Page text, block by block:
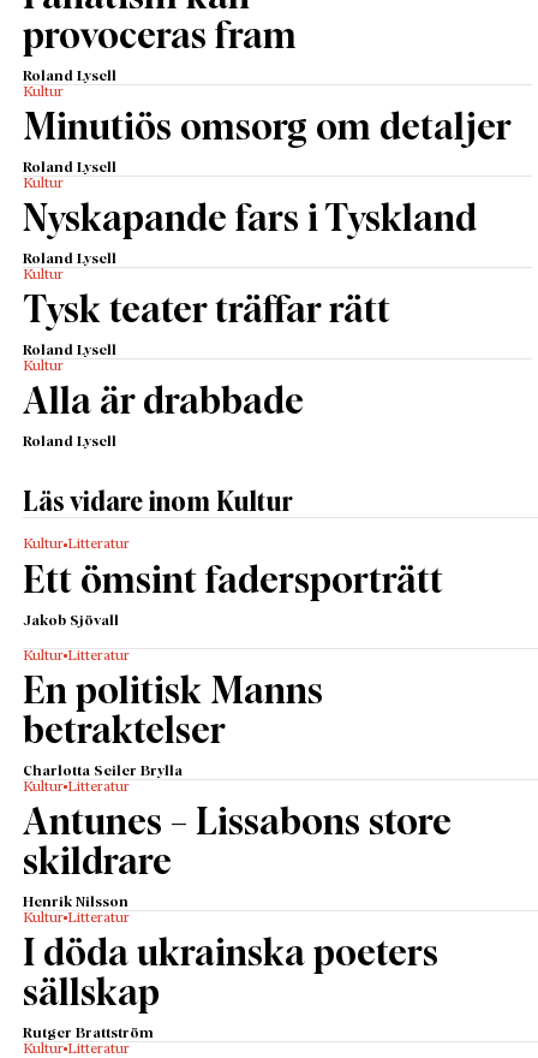
provoceras fram
Roland Lysell
Kultur
Minutiös omsorg om detaljer
Roland Lysell
Kultur
Nyskapande fars i Tyskland
Roland Lysell
Kultur
Tysk teater träffar rätt
Roland Lysell
Kultur
Alla är drabbade
Roland Lysell
Läs vidare inom Kultur
Kultur Litteratur
Ett ömsint fadersporträtt
Jakob Sjövall
Kultur Litteratur
En politisk Manns
betraktelser
Charlotta Seiler Brylla
Kultur Litteratur
Antunes – Lissabons store
skildrare
Henrik Nilsson
Kultur Litteratur
I döda ukrainska poeters
sällskap
Rutger Brattström
Kultur Litteratur